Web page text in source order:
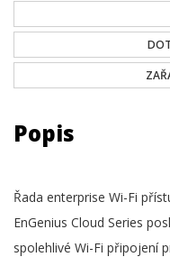
Popis
Řada enterprise Wi-Fi
EnGenius Cloud Series
spolehlivé Wi-Fi připojení